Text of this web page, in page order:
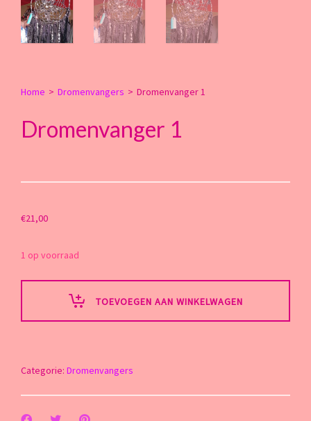
Home > Dromenvangers > Dromenvanger 1
Dromenvanger 1
€21,00
1 op voorraad
TOEVOEGEN AAN WINKELWAGEN
Categorie: Dromenvangers